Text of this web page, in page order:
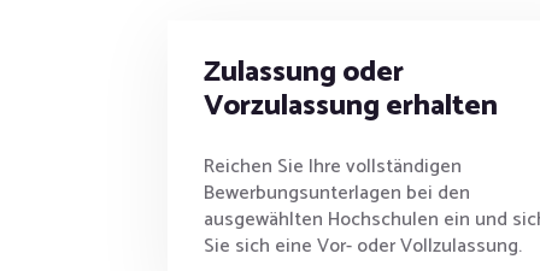
Zulassung oder
Vorzulassung erhalten
Reichen Sie Ihre vollständigen
Bewerbungsunterlagen bei den
ausgewählten Hochschulen ein und
Sie sich eine Vor- oder Vollzulassung.